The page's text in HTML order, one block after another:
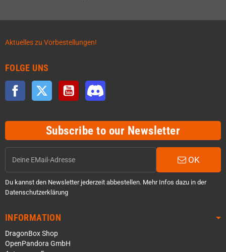
Aktuelles zu Vorbestellungen!
FOLGE UNS
Facebook Twitter YouTube
Subscribe to our Newsletter
OK
Du kannst den Newsletter jederzeit abbestellen. Mehr Infos dazu in der
Datenschutzerklärung
INFORMATION
DragonBox Shop
OpenPandora GmbH